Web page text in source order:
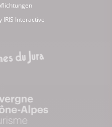
IRIS Interactive